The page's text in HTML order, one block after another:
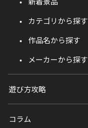
カテゴリから探す
作品名から探す
メーカーから探す
遊び方攻略
コラム